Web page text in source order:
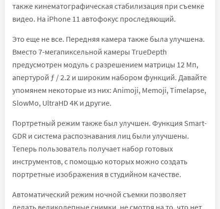
также кинематографическая стабилизация при съемке
видео. На iPhone 11 автофокус проследяющий.
Это еще не все. Передняя камера также была улучшена.
Вместо 7-мегапиксельной камеры TrueDepth
предусмотрен модуль с разрешением матрицы 12 Мп,
апертурой ƒ / 2.2 и широким набором функций. Давайте
упомянем некоторые из них: Animoji, Memoji, Timelapse,
SlowMo, UltraHD 4K и другие.
Портретный режим также был улучшен. Функция Smart-
GDR и система распознавания лиц были улучшены.
Теперь пользователь получает набор готовых
инструментов, с помощью которых можно создать
портретные изображения в студийном качестве.
Автоматический режим ночной съемки позволяет
делать великолепные снимки, не смотря на то, что нет